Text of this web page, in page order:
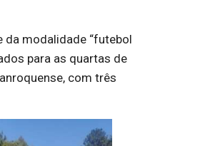
da modalidade “futebol
para as quartas de
com três